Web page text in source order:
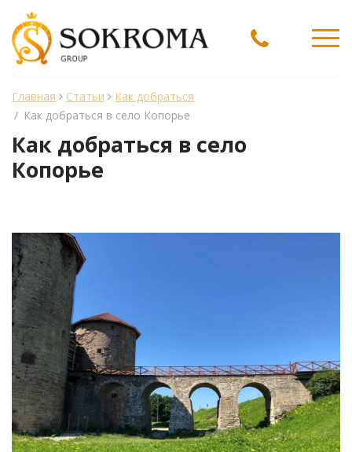
Главная Статьи
Как добраться
/ Как добраться в село Копорье
Как добраться в село
Копорье